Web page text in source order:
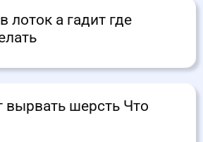
лоток а гадит где
вырвать шерсть Что